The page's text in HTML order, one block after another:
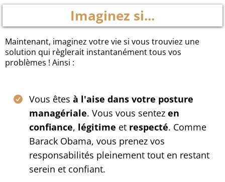
Imaginez si...
Maintenant, imaginez votre vie si vous trouviez une
solution qui règlerait instantanément tous vos
problèmes ! Ainsi :
Vous êtes à l'aise dans votre posture
managériale. Vous vous sentez en
confiance, légitime et respecté. Comme
Barack Obama, vous prenez vos
responsabilités pleinement tout en restant
serein et confiant.